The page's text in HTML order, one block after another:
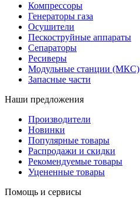
Компрессоры
Генераторы газа
Осушители
Пескоструйные аппараты
Сепараторы
Ресиверы
Модульные станции (МКС)
Запасные части
Наши предложения
Производители
Новинки
Популярные товары
Распродажи и скидки
Рекомендуемые товары
Уцененные товары
Помощь и сервисы